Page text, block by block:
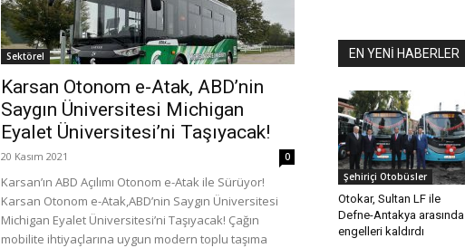
Sektörel
Karsan Otonom e-Atak, ABD’nin
Saygın Üniversitesi Michigan
Eyalet Üniversitesi’ni Taşıyacak!
20 Kasım 2021 0
Karsan’ın ABD Açılımı Otonom e-Atak ile Sürüyor!
Karsan Otonom e-Atak,ABD’nin Saygın Üniversitesi
Michigan Eyalet Üniversitesi’ni Taşıyacak! Çağın
mobilite ihtiyaçlarına uygun modern toplu taşıma
EN YENİ HABERLER
Şehiriçi Otobüsler
Otokar, Sultan LF ile
Defne-Antakya arasında
engelleri kaldırdı